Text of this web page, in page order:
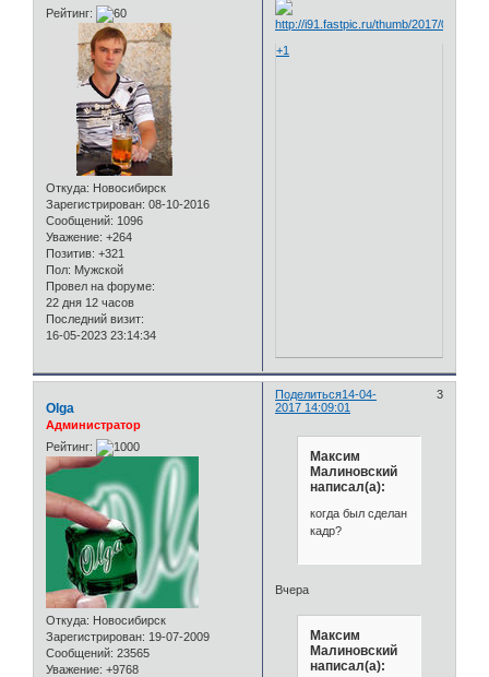
Рейтинг:
Откуда: Новосибирск
Зарегистрирован: 08-10-2016
Сообщений: 1096
Уважение: +264
Позитив: +321
Пол: Мужской
Провел на форуме:
22 дня 12 часов
Последний визит:
16-05-2023 23:14:34
+1
Поделиться 3
14-04-
2017 14:09:01
Olga
Администратор
Рейтинг:
Откуда: Новосибирск
Зарегистрирован: 19-07-2009
Сообщений: 23565
Уважение: +9768
Максим
Малиновский
написал(а):
когда был сделан
кадр?
Вчера
Максим
Малиновский
написал(а):